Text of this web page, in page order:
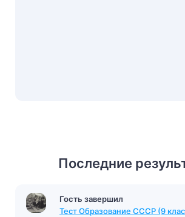
Последние
Гость завершил
Тест на тему «Декрет о мире